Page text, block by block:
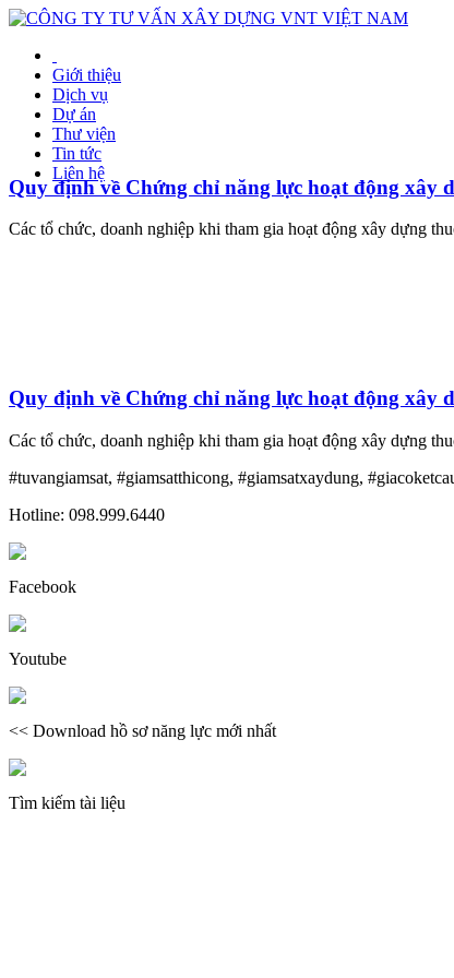
Giới thiệu
Dịch vụ
Dự án
Thư viện
Tin tức
Liên hệ
Quy định về Chứng chỉ năng lực hoạt động xây
Các tổ chức, doanh nghiệp khi tham gia hoạt động xây dựng
Quy định về Chứng chỉ năng lực hoạt động xây
Các tổ chức, doanh nghiệp khi tham gia hoạt động xây dựng
#tuvangiamsat, #giamsatthicong, #giamsatxaydung,
Hotline: 098.999.6440
Facebook
Youtube
<< Download hồ sơ năng lực mới nhất
Tìm kiếm tài liệu